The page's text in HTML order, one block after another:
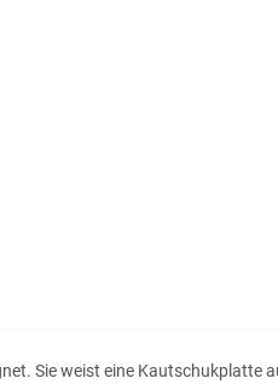
Sie weist eine Kautschukplatte